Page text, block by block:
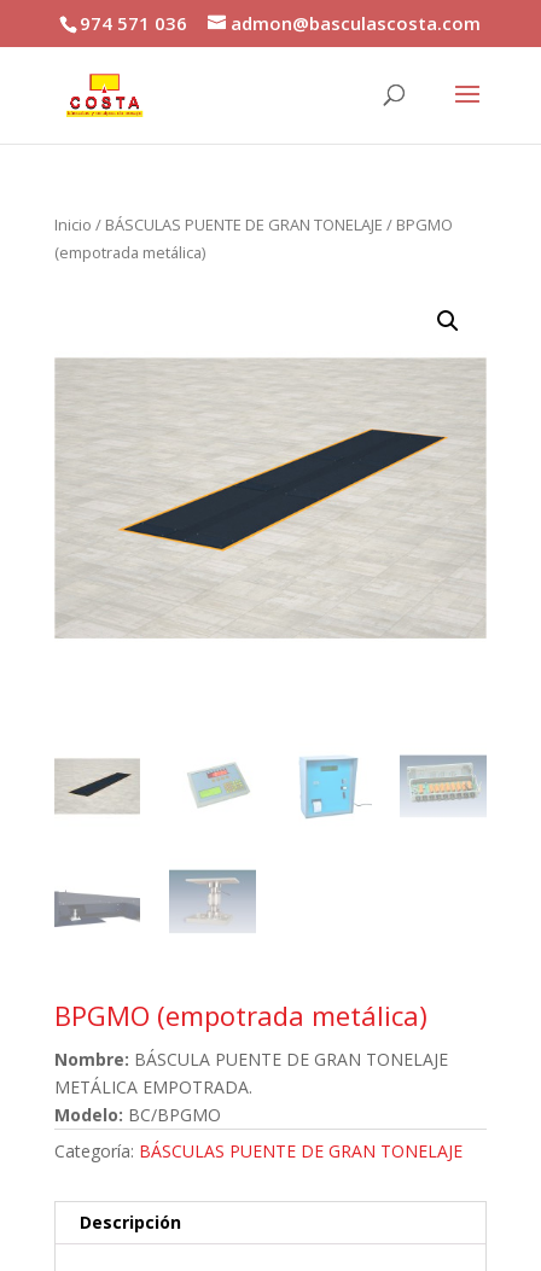
974 571 036 admon@basculascosta.com
Inicio / BÁSCULAS PUENTE DE GRAN TONELAJE / BPGMO
(empotrada metálica)
BPGMO (empotrada metálica)
Nombre: BÁSCULA PUENTE DE GRAN TONELAJE
METÁLICA EMPOTRADA.
Modelo: BC/BPGMO
Categoría: BÁSCULAS PUENTE DE GRAN TONELAJE
Descripción